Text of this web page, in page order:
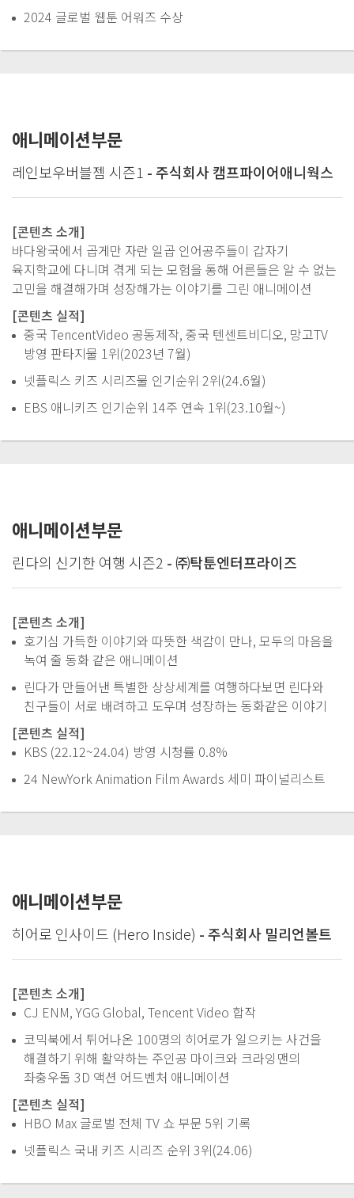
2024 글로벌 웹툰 어워즈 수상
애니메이션부문
레인보우버블젬 시즌1 - 주식회사 캠프파이어애니웍스
[콘텐츠 소개]
바다왕국에서 곱게만 자란 일곱 인어공주들이 갑자기
육지학교에 다니며 겪게 되는 모험을 통해 어른들은 알 수 없는
고민을 해결해가며 성장해가는 이야기를 그린 애니메이션
[콘텐츠 실적]
중국 TencentVideo 공동제작, 중국 텐센트비디오, 망고TV
방영 판타지물 1위(2023년 7월)
넷플릭스 키즈 시리즈물 인기순위 2위(24.6월)
EBS 애니키즈 인기순위 14주 연속 1위(23.10월~)
애니메이션부문
린다의 신기한 여행 시즌2 - ㈜탁툰엔터프라이즈
[콘텐츠 소개]
호기심 가득한 이야기와 따뜻한 색감이 만나, 모두의 마음을
녹여 줄 동화 같은 애니메이션
린다가 만들어낸 특별한 상상세계를 여행하다보면 린다와
친구들이 서로 배려하고 도우며 성장하는 동화같은 이야기
[콘텐츠 실적]
KBS (22.12~24.04) 방영 시청률 0.8%
24 NewYork Animation Film Awards 세미 파이널리스트
애니메이션부문
히어로 인사이드 (Hero Inside) - 주식회사 밀리언볼트
[콘텐츠 소개]
CJ ENM, YGG Global, Tencent Video 합작
코믹북에서 튀어나온 100명의 히어로가 일으키는 사건을
해결하기 위해 활약하는 주인공 마이크와 크라잉맨의
좌충우돌 3D 액션 어드벤처 애니메이션
[콘텐츠 실적]
HBO Max 글로벌 전체 TV 쇼 부문 5위 기록
넷플릭스 국내 키즈 시리즈 순위 3위(24.06)